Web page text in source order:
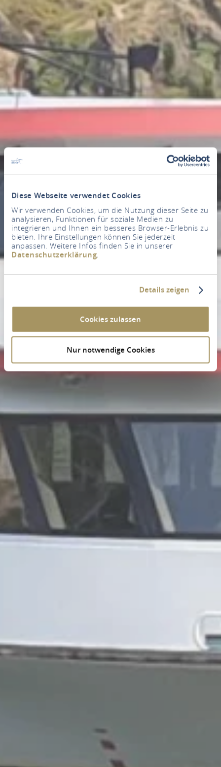
Diese Webseite verwendet Cookies
Wir verwenden Cookies, um die Nutzung dieser Seite zu
analysieren, Funktionen für soziale Medien zu
integrieren und Ihnen ein besseres Browser-Erlebnis zu
bieten. Ihre Einstellungen können Sie jederzeit
anpassen. Weitere Infos finden Sie in unserer
Datenschutzerklärung.
Details zeigen
Cookies zulassen
Nur notwendige Cookies